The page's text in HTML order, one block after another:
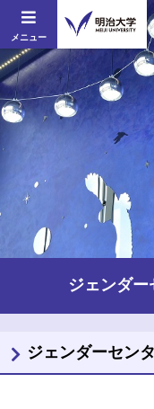
メニュー
ジェンダー
ジェンダーセン